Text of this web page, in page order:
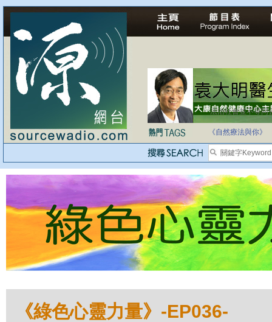
法治社會並不等同
《自然療法與你》
《綠色心靈力量》-EP036-